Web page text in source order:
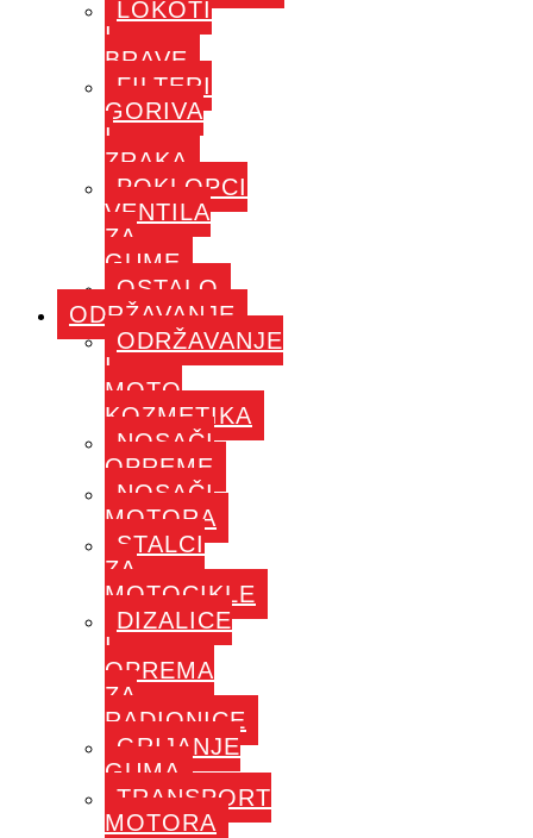
LOKOTI
I
BRAVE
FILTERI
GORIVA
I
ZRAKA
POKLOPCI
VENTILA
ZA
GUME
OSTALO
ODRŽAVANJE
ODRŽAVANJE
I
MOTO
KOZMETIKA
NOSAČI
OPREME
NOSAČI
MOTORA
STALCI
ZA
MOTOCIKLE
DIZALICE
I
OPREMA
ZA
RADIONICE
GRIJANJE
GUMA
TRANSPORT
MOTORA